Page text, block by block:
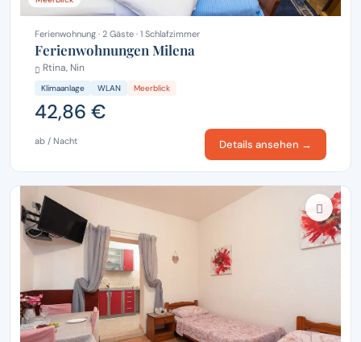
Ferienwohnung · 2 Gäste · 1 Schlafzimmer
Ferienwohnungen Milena
Rtina, Nin
Klimaanlage WLAN Meerblick
42,86 €
ab / Nacht Details ansehen →